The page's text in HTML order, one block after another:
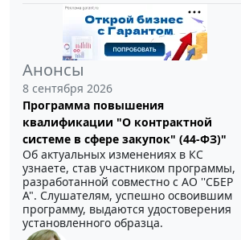
Анонсы
8 сентября 2026
Программа повышения
квалификации "О контрактной
системе в сфере закупок" (44-ФЗ)"
Об актуальных изменениях в КС
узнаете, став участником программы,
разработанной совместно с АО ''СБЕР
А". Слушателям, успешно освоившим
программу, выдаются удостоверения
установленного образца.